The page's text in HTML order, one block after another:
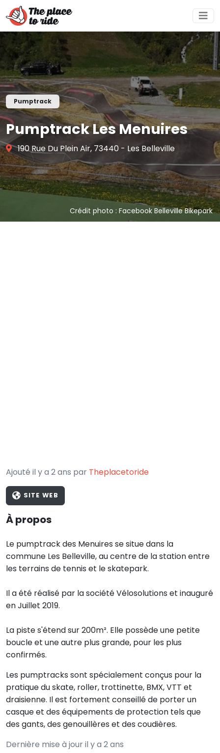
Pumptrack
Pumptrack Les Menuires
190 Rue Du Plein Air, 73440 - Les Belleville
Crédit photo : Facebook Belleville Bikepark
Ajouté il y a 2 ans par Theplacetoride
SITE WEB
À propos
Le pumptrack des Menuires se situe dans la
commune Les Belleville, au centre de la station entre
les terrains de tennis et le skatepark.
Il a été réalisé par la société Vélosolutions et inauguré
en Juillet 2019.
La piste s'étend sur 200m². Elle possède une petite
boucle et une autre plus grande, pour les plus
confirmés.
Les pumptracks sont spécialement conçus pour la
pratique du skate, roller, trottinette, BMX, VTT et
draisienne. Il est fortement conseillé de porter un
casque et des équipements de protection tels que
des gants, des genouillères et des coudières.
Dernière mise à jour il y a 2 ans